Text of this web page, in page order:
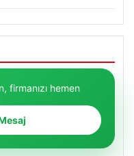
firmanızı hemen